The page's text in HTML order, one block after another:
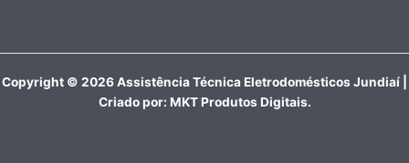
Copyright © 2026 Assistência Técnica Eletrodomésticos Jundiaí |
Criado por: MKT Produtos Digitais.